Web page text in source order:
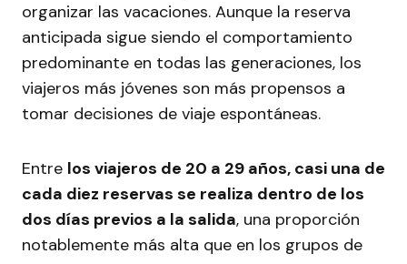
organizar las vacaciones. Aunque la reserva
anticipada sigue siendo el comportamiento
predominante en todas las generaciones, los
viajeros más jóvenes son más propensos a
tomar decisiones de viaje espontáneas.
Entre los viajeros de 20 a 29 años, casi una de
cada diez reservas se realiza dentro de los
dos días previos a la salida, una proporción
notablemente más alta que en los grupos de